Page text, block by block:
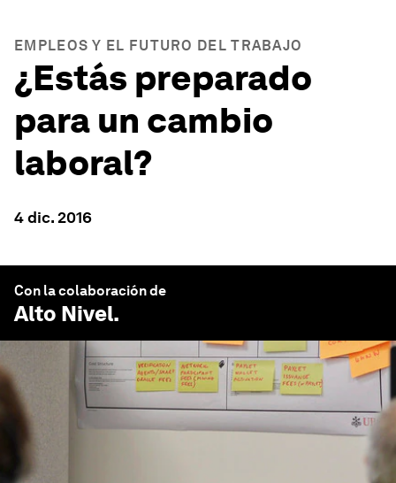
EMPLEOS Y EL FUTURO DEL TRABAJO
¿Estás preparado
para un cambio
laboral?
4 dic. 2016
Con la colaboración de
Alto Nivel.